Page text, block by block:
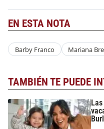
EN ESTA NOTA
Barby Franco Mariana
TAMBIÉN TE PUEDE